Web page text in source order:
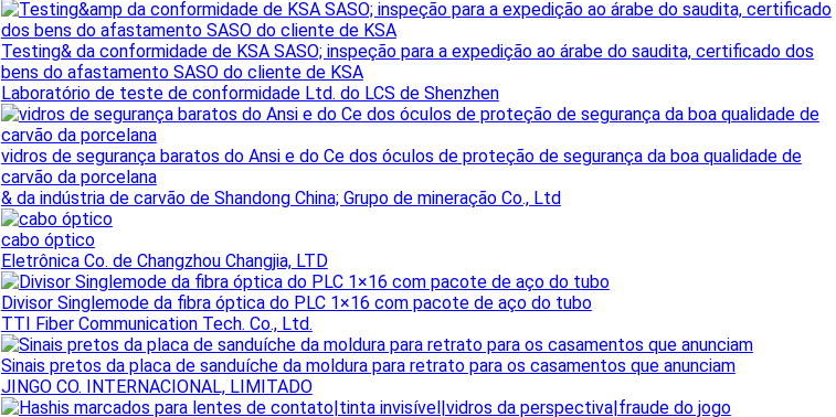
Testing& da conformidade de KSA SASO; inspeção para a expedição ao árabe do saudita, certificado dos
bens do afastamento SASO do cliente de KSA
Laboratório de teste de conformidade Ltd. do LCS de Shenzhen
vidros de segurança baratos do Ansi e do Ce dos óculos de proteção de segurança da boa qualidade de
carvão da porcelana
& da indústria de carvão de Shandong China; Grupo de mineração Co., Ltd
cabo óptico
Eletrônica Co. de Changzhou Changjia, LTD
Divisor Singlemode da fibra óptica do PLC 1×16 com pacote de aço do tubo
TTI Fiber Communication Tech. Co., Ltd.
Sinais pretos da placa de sanduíche da moldura para retrato para os casamentos que anunciam
JINGO CO. INTERNACIONAL, LIMITADO